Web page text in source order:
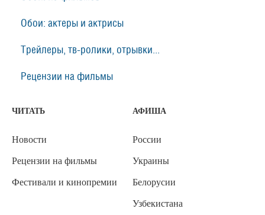
Обои: актеры и актрисы
Трейлеры, тв-ролики, отрывки...
Рецензии на фильмы
ЧИТАТЬ
Новости
Рецензии на фильмы
Фестивали и кинопремии
АФИША
России
Украины
Белорусии
Узбекистана